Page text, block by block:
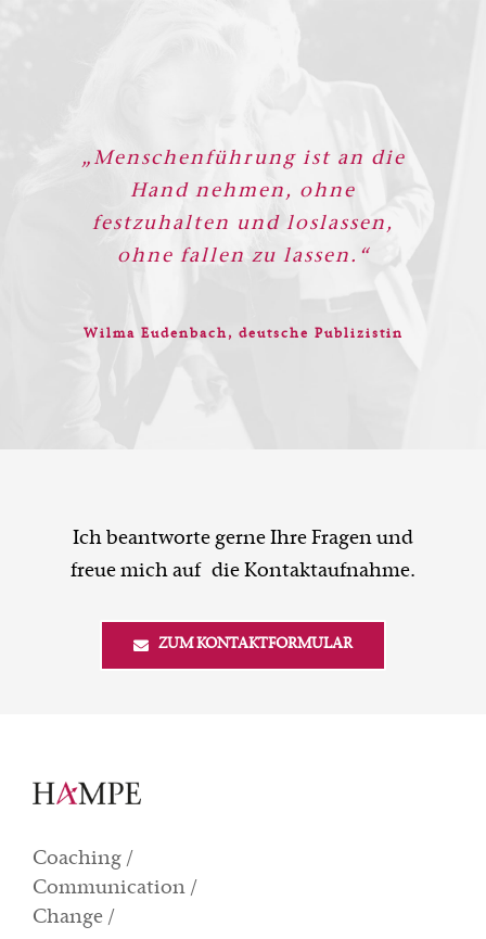
„Menschenführung ist an die
Hand nehmen, ohne
festzuhalten und loslassen,
ohne fallen zu lassen.“
Wilma Eudenbach, deutsche Publizistin
Ich beantworte gerne Ihre Fragen und
freue mich auf die Kontaktaufnahme.
ZUM KONTAKTFORMULAR
Coaching /
Communication /
Change /